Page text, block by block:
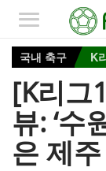
국내 축구 K
[K리그
뷰: ‘수
은 제주